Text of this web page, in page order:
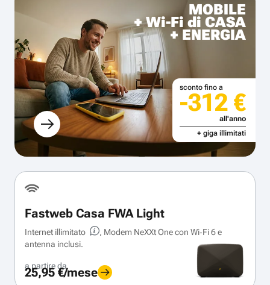
MOBILE
+ Wi-Fi di CASA
+ ENERGIA
sconto fino a
-312 €
all'anno
+ giga illimitati
Fastweb Casa FWA Light
Internet illimitato
, Modem NeXXt One con Wi‑Fi 6 e
antenna inclusi.
a partire da
25,95 €/mese